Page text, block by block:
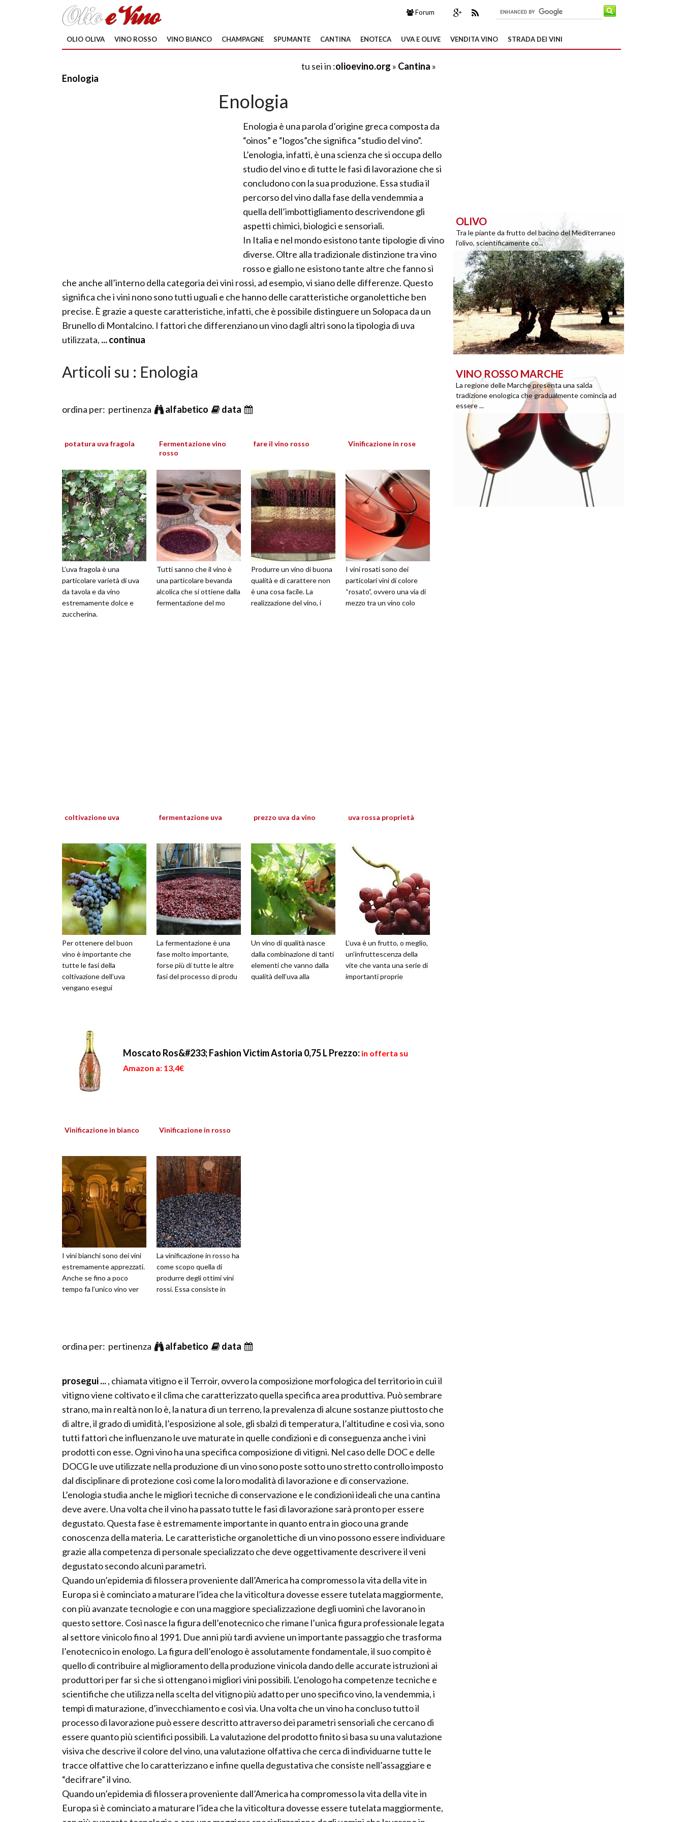
Forum
OLIO OLIVA VINO ROSSO VINO BIANCO CHAMPAGNE SPUMANTE CANTINA ENOTECA UVA E OLIVE VENDITA VINO STRADA DEI VINI
tu sei in :olioevino.org » Cantina »
Enologia
Enologia
Enologia è una parola d’origine greca composta da
“oinos” e “logos”che significa “studio del vino”.
L’enologia, infatti, è una scienza che si occupa dello
studio del vino e di tutte le fasi di lavorazione che si
concludono con la sua produzione. Essa studia il
percorso del vino dalla fase della vendemmia a
quella dell’imbottigliamento descrivendone gli
aspetti chimici, biologici e sensoriali.
In Italia e nel mondo esistono tante tipologie di vino
diverse. Oltre alla tradizionale distinzione tra vino
rosso e giallo ne esistono tante altre che fanno sì
che anche all’interno della categoria dei vini rossi, ad esempio, vi siano delle differenze. Questo
significa che i vini nono sono tutti uguali e che hanno delle caratteristiche organolettiche ben
precise. È grazie a queste caratteristiche, infatti, che è possibile distinguere un Solopaca da un
Brunello di Montalcino. I fattori che differenziano un vino dagli altri sono la tipologia di uva
utilizzata, ... continua
Articoli su : Enologia
ordina per: pertinenza alfabetico data
potatura uva fragola
L’uva fragola è una
particolare varietà di uva
da tavola e da vino
estremamente dolce e
zuccherina.
Fermentazione vino
rosso
Tutti sanno che il vino è
una particolare bevanda
alcolica che si ottiene dalla
fermentazione del mo
fare il vino rosso
Produrre un vino di buona
qualità e di carattere non
è una cosa facile. La
realizzazione del vino, i
Vinificazione in rose
I vini rosati sono dei
particolari vini di colore
“rosato”, ovvero una via di
mezzo tra un vino colo
coltivazione uva
Per ottenere del buon
vino è importante che
tutte le fasi della
coltivazione dell’uva
vengano esegui
fermentazione uva
La fermentazione è una
fase molto importante,
forse più di tutte le altre
fasi del processo di produ
prezzo uva da vino
Un vino di qualità nasce
dalla combinazione di tanti
elementi che vanno dalla
qualità dell’uva alla
uva rossa proprietà
L’uva è un frutto, o meglio,
un’infruttescenza della
vite che vanta una serie di
importanti proprie
Moscato Ros&#233; Fashion Victim Astoria 0,75 LPrezzo: in offerta su
Amazon a: 13,4€
Vinificazione in bianco
I vini bianchi sono dei vini
estremamente apprezzati.
Anche se fino a poco
tempo fa l’unico vino ver
Vinificazione in rosso
La vinificazione in rosso ha
come scopo quella di
produrre degli ottimi vini
rossi. Essa consiste in
ordina per: pertinenza alfabetico data
prosegui ..., chiamata vitigno e il Terroir, ovvero la composizione morfologica del territorio in cui il
vitigno viene coltivato e il clima che caratterizzato quella specifica area produttiva. Può sembrare
strano, ma in realtà non lo è, la natura di un terreno, la prevalenza di alcune sostanze piuttosto che
di altre, il grado di umidità, l’esposizione al sole, gli sbalzi di temperatura, l’altitudine e così via, sono
tutti fattori che influenzano le uve maturate in quelle condizioni e di conseguenza anche i vini
prodotti con esse. Ogni vino ha una specifica composizione di vitigni. Nel caso delle DOC e delle
DOCG le uve utilizzate nella produzione di un vino sono poste sotto uno stretto controllo imposto
dal disciplinare di protezione così come la loro modalità di lavorazione e di conservazione.
L’enologia studia anche le migliori tecniche di conservazione e le condizioni ideali che una cantina
deve avere. Una volta che il vino ha passato tutte le fasi di lavorazione sarà pronto per essere
degustato. Questa fase è estremamente importante in quanto entra in gioco una grande
conoscenza della materia. Le caratteristiche organolettiche di un vino possono essere individuare
grazie alla competenza di personale specializzato che deve oggettivamente descrivere il veni
degustato secondo alcuni parametri.
Quando un’epidemia di filossera proveniente dall’America ha compromesso la vita della vite in
Europa si è cominciato a maturare l’idea che la viticoltura dovesse essere tutelata maggiormente,
con più avanzate tecnologie e con una maggiore specializzazione degli uomini che lavorano in
questo settore. Così nasce la figura dell’enotecnico che rimane l’unica figura professionale legata
al settore vinicolo fino al 1991. Due anni più tardi avviene un importante passaggio che trasforma
l’enotecnico in enologo. La figura dell’enologo è assolutamente fondamentale, il suo compito è
quello di contribuire al miglioramento della produzione vinicola dando delle accurate istruzioni ai
produttori per far si che si ottengano i migliori vini possibili. L’enologo ha competenze tecniche e
scientifiche che utilizza nella scelta del vitigno più adatto per uno specifico vino, la vendemmia, i
tempi di maturazione, d’invecchiamento e così via. Una volta che un vino ha concluso tutto il
processo di lavorazione può essere descritto attraverso dei parametri sensoriali che cercano di
essere quanto più scientifici possibili. La valutazione del prodotto finito si basa su una valutazione
visiva che descrive il colore del vino, una valutazione olfattiva che cerca di individuarne tutte le
tracce olfattive che lo caratterizzano e infine quella degustativa che consiste nell’assaggiare e
“decifrare” il vino.
Quando un’epidemia di filossera proveniente dall’America ha compromesso la vita della vite in
Europa si è cominciato a maturare l’idea che la viticoltura dovesse essere tutelata maggiormente,
OLIVO
Tra le piante da frutto del bacino del Mediterraneo
l’olivo, scientificamente co...
VINO ROSSO MARCHE
La regione delle Marche presenta una salda
tradizione enologica che gradualmente comincia ad
essere ...